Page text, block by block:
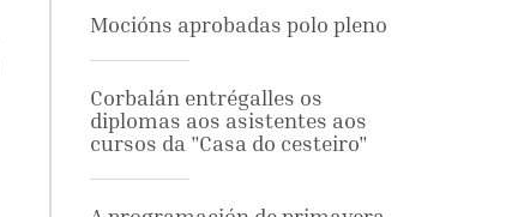
Mocións aprobadas polo pleno
Corbalán entrégalles os
diplomas aos asistentes aos
cursos da "Casa do cesteiro"